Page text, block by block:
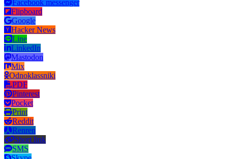
Facebook messenger
Flipboard
Google
Hacker News
Line
LinkedIn
Mastodon
Mix
Odnoklassniki
PDF
Pinterest
Pocket
Print
Reddit
Renren
Short link
SMS